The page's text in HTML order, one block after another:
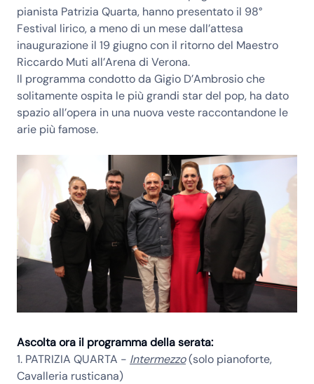
pianista Patrizia Quarta, hanno presentato il 98°
Festival lirico, a meno di un mese dall’attesa
inaugurazione il 19 giugno con il ritorno del Maestro
Riccardo Muti all’Arena di Verona.
Il programma condotto da Gigio D’Ambrosio che
solitamente ospita le più grandi star del pop, ha dato
spazio all’opera in una nuova veste raccontandone le
arie più famose.
Ascolta ora il programma della serata:
1. PATRIZIA QUARTA - Intermezzo(solo pianoforte,
Cavalleria rusticana)